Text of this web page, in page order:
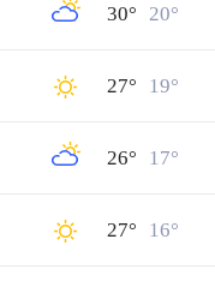
30° 20°
27° 19°
26° 17°
27° 16°